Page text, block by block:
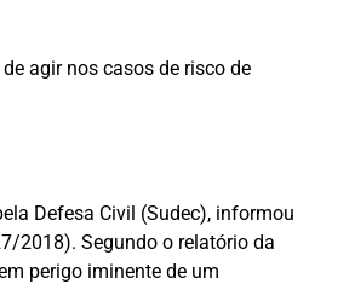
agir nos casos de risco de
Defesa Civil (Sudec), informou
2018). Segundo o relatório da
perigo iminente de um